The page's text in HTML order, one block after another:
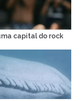
capital do rock